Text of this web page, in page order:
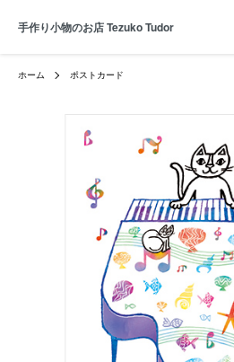
手作り小物のお店 Tezuko Tudor
ホーム ポストカード